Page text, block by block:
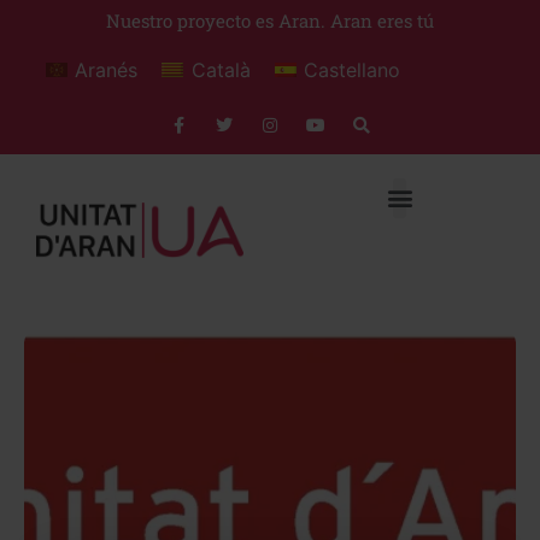
Nuestro proyecto es Aran. Aran eres tú
Aranés Català Castellano